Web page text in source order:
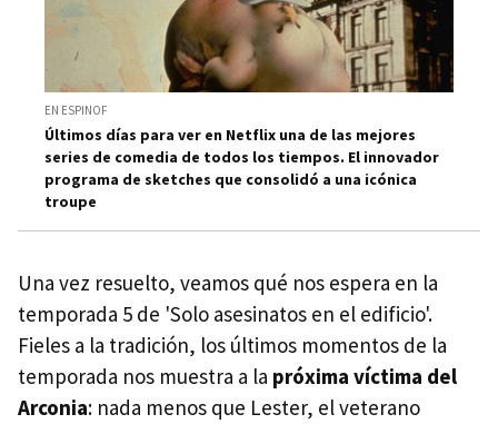
EN ESPINOF
Últimos días para ver en Netflix una de las mejores
series de comedia de todos los tiempos. El innovador
programa de sketches que consolidó a una icónica
troupe
Una vez resuelto, veamos qué nos espera en la
temporada 5 de 'Solo asesinatos en el edificio'.
Fieles a la tradición, los últimos momentos de la
temporada nos muestra a la próxima víctima del
Arconia: nada menos que Lester, el veterano